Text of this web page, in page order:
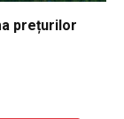
prețurilor